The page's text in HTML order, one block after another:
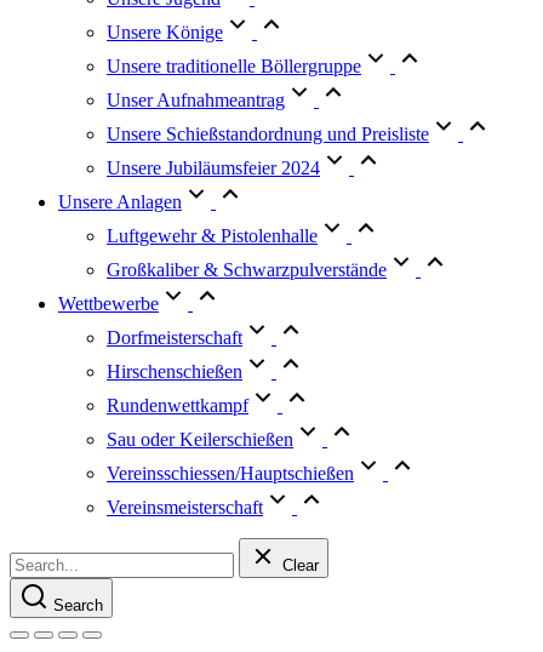
Unsere Könige
Unsere traditionelle Böllergruppe
Unser Aufnahmeantrag
Unsere Schießstandordnung und Preisliste
Unsere Jubiläumsfeier 2024
Unsere Anlagen
Luftgewehr & Pistolenhalle
Großkaliber & Schwarzpulverstände
Wettbewerbe
Dorfmeisterschaft
Hirschenschießen
Rundenwettkampf
Sau oder Keilerschießen
Vereinsschiessen/Hauptschießen
Vereinsmeisterschaft
Clear
Search